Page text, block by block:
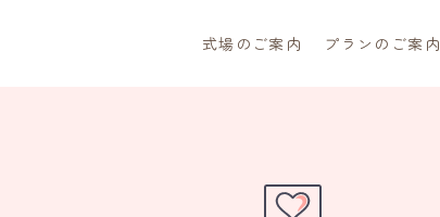
式場のご案内 プランのご案内